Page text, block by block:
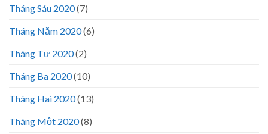
Tháng Sáu 2020(7)
Tháng Năm 2020(6)
Tháng Tư 2020(2)
Tháng Ba 2020(10)
Tháng Hai 2020(13)
Tháng Một 2020(8)